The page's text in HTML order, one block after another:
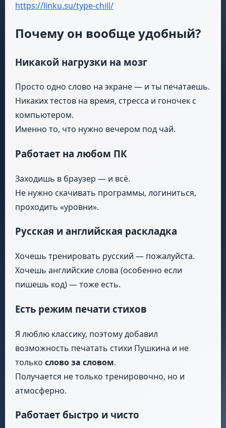
https://linku.su/type-chill/
Почему он вообще удобный?
Никакой нагрузки на мозг
Просто одно слово на экране — и ты печатаешь.
Никаких тестов на время, стресса и гоночек с
компьютером.
Именно то, что нужно вечером под чай.
Работает на любом ПК
Заходишь в браузер — и всё.
Не нужно скачивать программы, логиниться,
проходить «уровни».
Русская и английская раскладка
Хочешь тренировать русский — пожалуйста.
Хочешь английские слова (особенно если
пишешь код) — тоже есть.
Есть режим печати стихов
Я люблю классику, поэтому добавил
возможность печатать стихи Пушкина и не
только слово за словом.
Получается не только тренировочно, но и
атмосферно.
Работает быстро и чисто